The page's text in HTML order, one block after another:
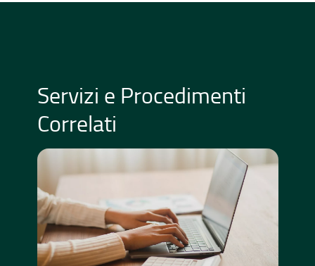
Servizi e Procedimenti
Correlati